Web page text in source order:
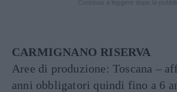
CARMIGNANO RISERVA
Aree di produzione: Toscana –
anni obbligatori quindi fino a 6